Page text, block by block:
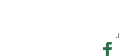
Jaa